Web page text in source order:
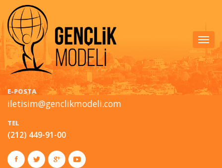
E-POSTA
iletisim@genclikmodeli.com
TEL
(212) 449-91-00